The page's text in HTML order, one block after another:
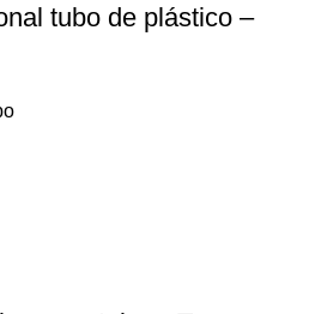
tubo de plástico –